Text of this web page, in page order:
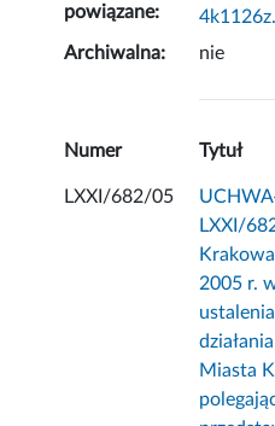
powiązane:
Archiwalna:
nie
Numer Tytuł
LXXI/682/05
LXXI/
2005 r.
Miasta